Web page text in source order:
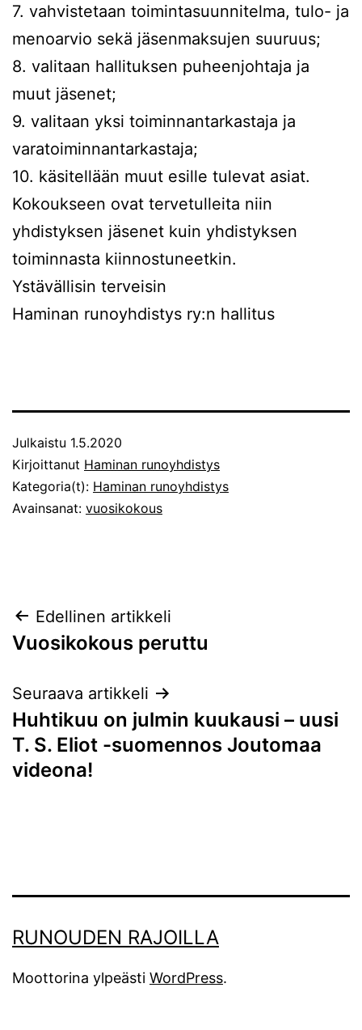
7. vahvistetaan toimintasuunnitelma, tulo- ja
menoarvio sekä jäsenmaksujen suuruus;
8. valitaan hallituksen puheenjohtaja ja
muut jäsenet;
9. valitaan yksi toiminnantarkastaja ja
varatoiminnantarkastaja;
10. käsitellään muut esille tulevat asiat.
Kokoukseen ovat tervetulleita niin
yhdistyksen jäsenet kuin yhdistyksen
toiminnasta kiinnostuneetkin.
Ystävällisin terveisin
Haminan runoyhdistys ry:n hallitus
Julkaistu 1.5.2020
Kirjoittanut Haminan runoyhdistys
Kategoria(t): Haminan runoyhdistys
Avainsanat: vuosikokous
Artikkelien
selaus
Edellinen artikkeli
Vuosikokous peruttu
Seuraava artikkeli
Huhtikuu on julmin kuukausi – uusi
T. S. Eliot -suomennos Joutomaa
videona!
RUNOUDEN RAJOILLA
Moottorina ylpeästi WordPress.